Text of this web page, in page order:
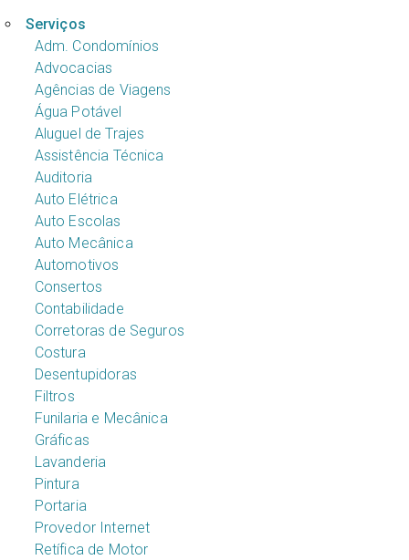
Serviços
Adm. Condomínios
Advocacias
Agências de Viagens
Água Potável
Aluguel de Trajes
Assistência Técnica
Auditoria
Auto Elétrica
Auto Escolas
Auto Mecânica
Automotivos
Consertos
Contabilidade
Corretoras de Seguros
Costura
Desentupidoras
Filtros
Funilaria e Mecânica
Gráficas
Lavanderia
Pintura
Portaria
Provedor Internet
Retífica de Motor